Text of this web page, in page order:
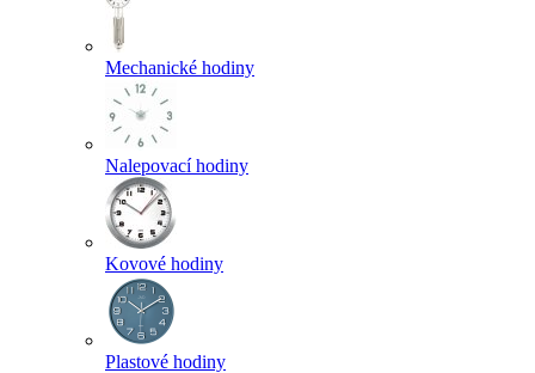
Mechanické hodiny
Nalepovací hodiny
Kovové hodiny
Plastové hodiny